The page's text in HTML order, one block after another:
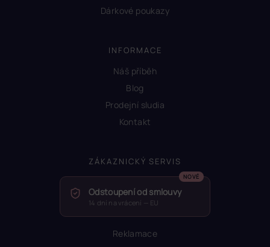
Dárkové poukazy
INFORMACE
Náš příběh
Blog
Prodejní sludia
Kontakt
ZÁKAZNICKÝ SERVIS
Odstoupení od smlouvy
14 dní na vrácení — EU
Reklamace